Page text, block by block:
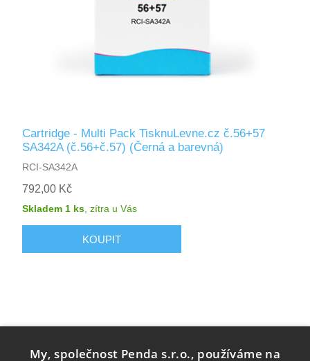
Cartridge - Multi Pack TisknuLevne.cz č.56+57
SA342A (č.56+č.57) (Černá a barevná)
RCI-SA342A
792,00 Kč
Skladem 1 ks,zítra u Vás
My, společnost Penda s.r.o., používáme na